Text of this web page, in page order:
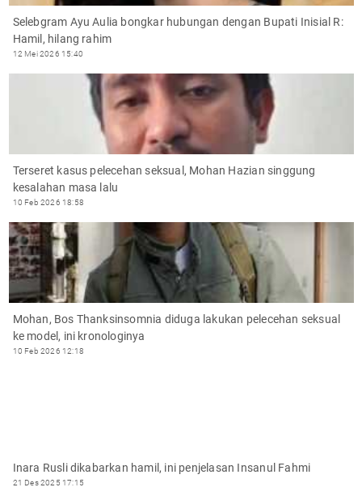
Selebgram Ayu Aulia bongkar hubungan dengan Bupati Inisial R:
Hamil, hilang rahim
12 Mei 2026 15:40
Terseret kasus pelecehan seksual, Mohan Hazian singgung
kesalahan masa lalu
10 Feb 2026 18:58
Mohan, Bos Thanksinsomnia diduga lakukan pelecehan seksual
ke model, ini kronologinya
10 Feb 2026 12:18
Inara Rusli dikabarkan hamil, ini penjelasan Insanul Fahmi
21 Des 2025 17:15